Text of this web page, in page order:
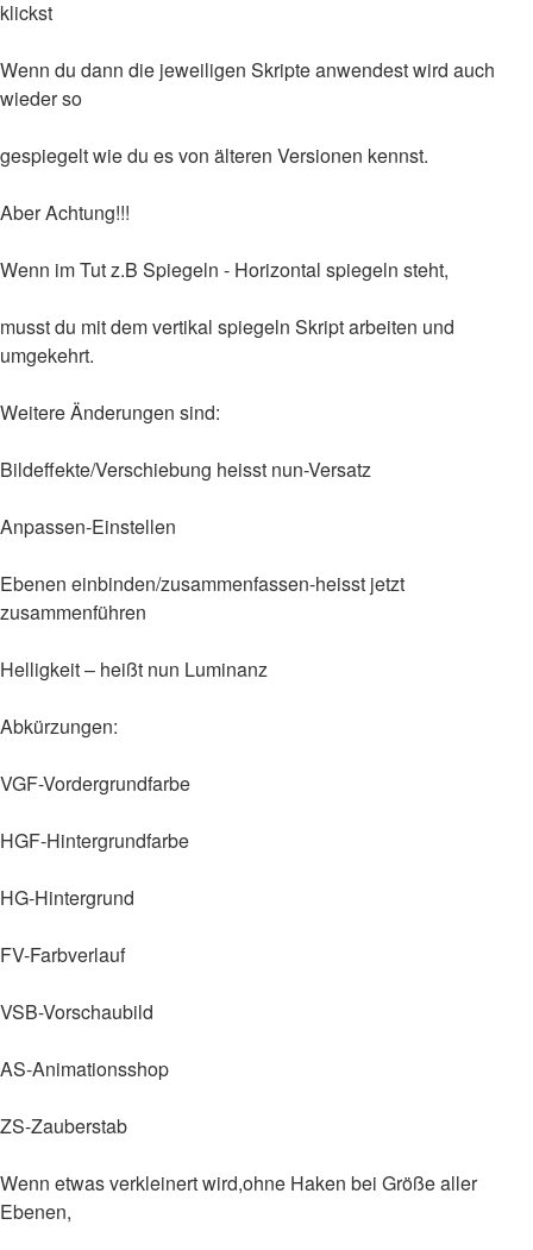
klickst
Wenn du dann die jeweiligen Skripte anwendest wird auch
wieder so
gespiegelt wie du es von älteren Versionen kennst.
Aber Achtung!!!
Wenn im Tut z.B Spiegeln - Horizontal spiegeln steht,
musst du mit dem vertikal spiegeln Skript arbeiten und
umgekehrt.
Weitere Änderungen sind:
Bildeffekte/Verschiebung heisst nun-Versatz
Anpassen-Einstellen
Ebenen einbinden/zusammenfassen-heisst jetzt
zusammenführen
Helligkeit – heißt nun Luminanz
Abkürzungen:
VGF-Vordergrundfarbe
HGF-Hintergrundfarbe
HG-Hintergrund
FV-Farbverlauf
VSB-Vorschaubild
AS-Animationsshop
ZS-Zauberstab
Wenn etwas verkleinert wird,ohne Haken bei Größe aller
Ebenen,